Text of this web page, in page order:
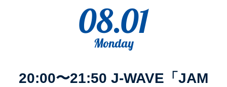
08.01
Monday
20:00〜21:50 J-WAVE「JAM